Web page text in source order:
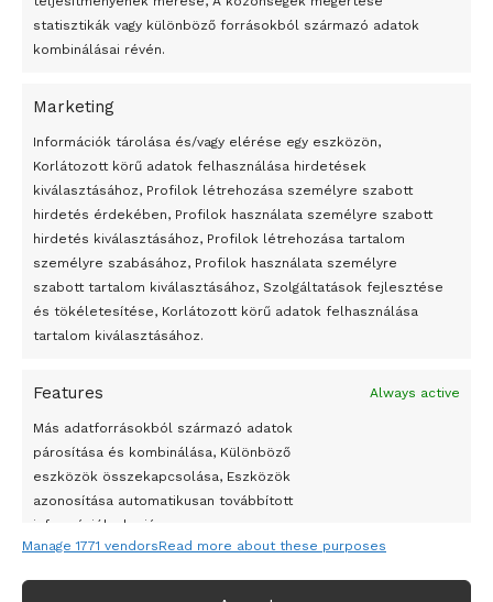
statisztikák vagy különböző forrásokból származó adatok
kombinálásai révén.
Marketing
Információk tárolása és/vagy elérése egy eszközön,
Korlátozott körű adatok felhasználása hirdetések
kiválasztásához, Profilok létrehozása személyre szabott
hirdetés érdekében, Profilok használata személyre szabott
hirdetés kiválasztásához, Profilok létrehozása tartalom
személyre szabásához, Profilok használata személyre
szabott tartalom kiválasztásához, Szolgáltatások fejlesztése
és tökéletesítése, Korlátozott körű adatok felhasználása
tartalom kiválasztásához.
Features Always active
Más adatforrásokból származó adatok
párosítása és kombinálása, Különböző
eszközök összekapcsolása, Eszközök
azonosítása automatikusan továbbított
információk alapján.
Pontos földrajzi helymeghatározási adatok
Manage 1771 vendorsRead more about these purposes
A jövő évben Csehország hatalmas hiánnyal fog gazdálkodni
bemutató fotókiállítás nyílt
Megveszi az osztrák Wienerberger az amerikai Meridian
Bricket
A Startup Campus egyetemi programjainak legjobbjai az
okosváros és zöld energetikai ötletek lettek
A Ringo Starr új albummal jelentkezik
A Vajdasági Magyar Szövetség államtitkárait kinevezték
világkupa